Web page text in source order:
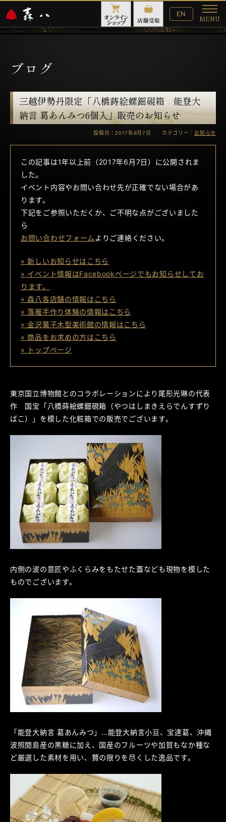
English
Website
EN
MENU
メ
ニ
ブログ
三越伊勢丹限定「八橋蒔絵螺鈿硯箱 能登大
納言 葛あんみつ6個入」販売のお知らせ
投稿日：2017年6月7日 カテゴリー： お知らせ
この記事は1年以上前（2017年6月7日）に公開されま
した。
イベント内容やお問い合わせ先が正確でない場合があ
ります。
下記をご参照いただくか、ご不明な点がございました
ら
お問い合わせフォームよりご連絡ください。
» 新しいお知らせはこちら
» イベント情報はFacebookページでもお知らせしてお
ります。
» 森八各店舗の情報はこちら
» 落雁手作り体験の情報はこちら
» 金沢菓子木型美術館の情報はこちら
» 商品をお求めの方はこちら
» トップページ
東京国立博物館とのコラボレーションにより尾形光琳の代表
作 国宝「八橋蒔絵螺鈿硯箱（やつはしまきえらでんすずり
ばこ）」を模した化粧箱での販売でございます。
内側の波の意匠やふくらみをもたせた蓋なども現物を模した
ものでございます。
「能登大納言 葛あんみつ」…能登大納言小豆、宝達葛、沖縄
波照間島産の黒糖に加え、国産のフルーツや加賀もなか種な
ど厳選した素材を用い、贅の限りを尽くした逸品です。